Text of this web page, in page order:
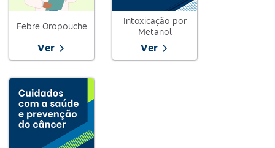
Febre Oropouche
Ver
Intoxicação por
Metanol
Ver